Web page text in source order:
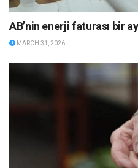
AB’nin enerji faturası bir
MARCH 31, 2026